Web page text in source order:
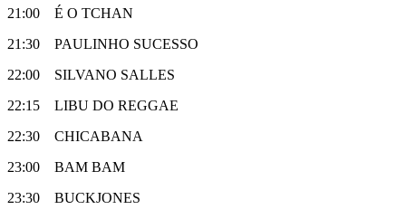
21:00 É O TCHAN
21:30 PAULINHO SUCESSO
22:00 SILVANO SALLES
22:15 LIBU DO REGGAE
22:30 CHICABANA
23:00 BAM BAM
23:30 BUCKJONES